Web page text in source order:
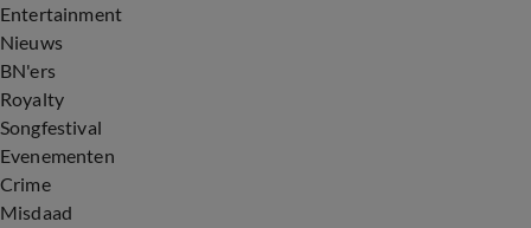
Entertainment
Nieuws
BN'ers
Royalty
Songfestival
Evenementen
Crime
Misdaad